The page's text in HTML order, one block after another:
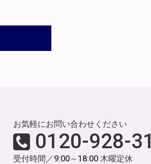
お気軽にお問い合わせください
0120-928-
受付時間／9:00～18:00 木曜定休